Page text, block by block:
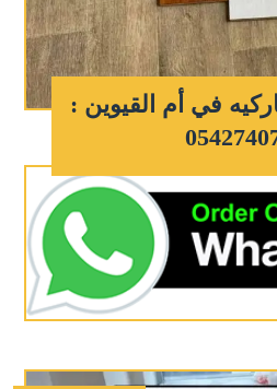
في أم القيوين :